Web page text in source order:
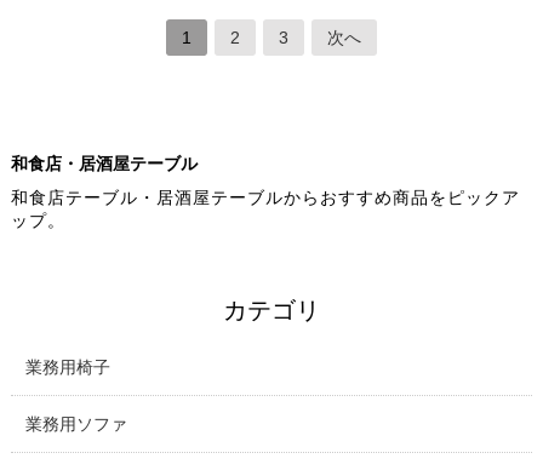
1 2 3 次へ
和食店・居酒屋テーブル
和食店テーブル・居酒屋テーブルからおすすめ商品をピックア
ップ。
カテゴリ
業務用椅子
業務用ソファ